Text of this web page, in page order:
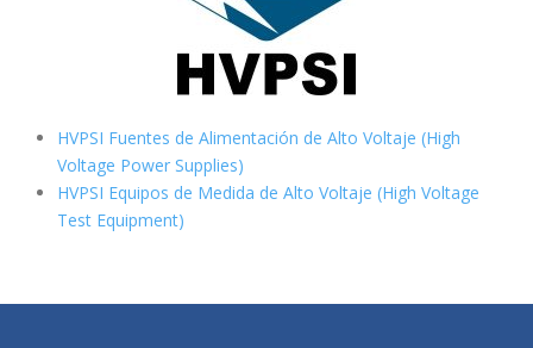
HVPSI Fuentes de Alimentación de Alto Voltaje (High
Voltage Power Supplies)
HVPSI Equipos de Medida de Alto Voltaje (High Voltage
Test Equipment)